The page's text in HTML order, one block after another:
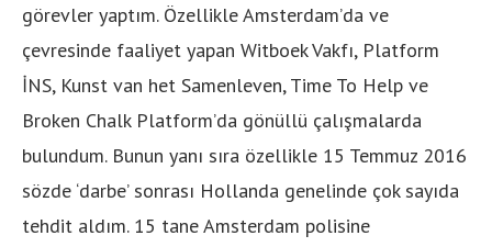
görevler yaptım. Özellikle Amsterdam’da ve
çevresinde faaliyet yapan Witboek Vakfı, Platform
İNS, Kunst van het Samenleven, Time To Help ve
Broken Chalk Platform’da gönüllü çalışmalarda
bulundum. Bunun yanı sıra özellikle 15 Temmuz 2016
sözde ‘darbe’ sonrası Hollanda genelinde çok sayıda
tehdit aldım. 15 tane Amsterdam polisine